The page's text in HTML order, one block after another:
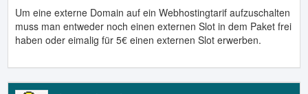
Um eine externe Domain auf ein Webhostingtarif aufzuschalten
muss man entweder noch einen externen Slot in dem Paket frei
haben oder eimalig für 5€ einen externen Slot erwerben.